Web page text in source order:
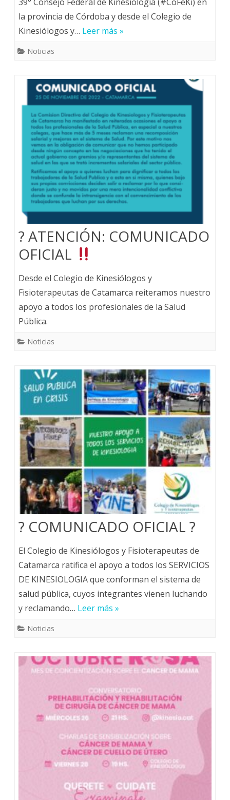
la provincia de Córdoba y desde el Colegio de
Kinesiólogos y… Leer más »
Noticias
? ATENCIÓN: COMUNICADO
OFICIAL
Desde el Colegio de Kinesiólogos y
Fisioterapeutas de Catamarca reiteramos nuestro
apoyo a todos los profesionales de la Salud
Pública.
Noticias
? COMUNICADO OFICIAL ?
El Colegio de Kinesiólogos y Fisioterapeutas de
Catamarca ratifica el apoyo a todos los SERVICIOS
DE KINESIOLOGIA que conforman el sistema de
salud pública, cuyos integrantes vienen luchando
y reclamando… Leer más »
Noticias